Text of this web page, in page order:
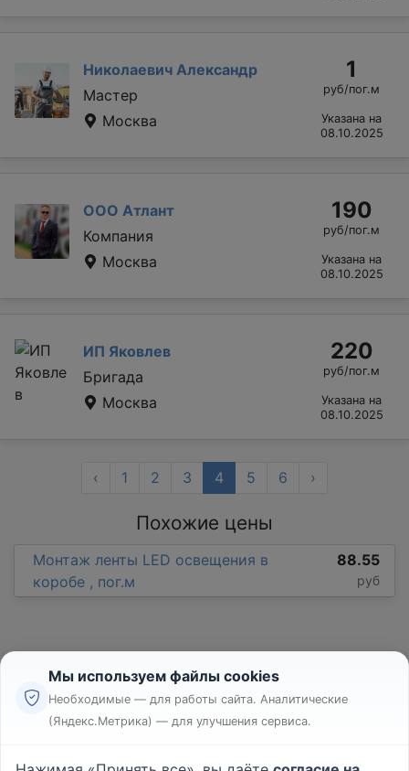
Николаевич Александр
Мастер
Москва
1
руб/пог.м
Указана на
08.10.2025
ООО Атлант
Компания
Москва
190
руб/пог.м
Указана на
08.10.2025
ИП Яковлев
Бригада
Москва
220
руб/пог.м
Указана на
08.10.2025
‹ 1 2 3 4 5 6 ›
Похожие цены
Монтаж ленты LED освещения в
коробе , пог.м
88.55
руб
Реклама
Мы используем файлы cookies
Необходимые — для работы сайта. Аналитические
(Яндекс.Метрика) — для улучшения сервиса.